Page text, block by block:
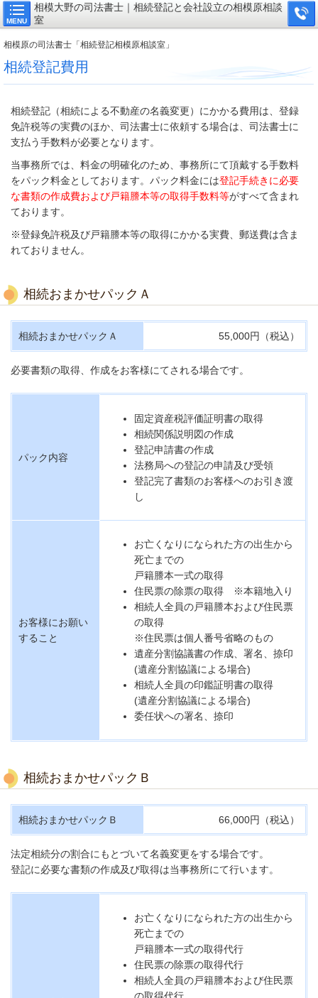
MENU
相模大野の司法書士｜相続登記と会社設立の相模原相談
室
相模原の司法書士「相続登記相模原相談室」
相続登記費用
相続登記（相続による不動産の名義変更）にかかる費用は、登録
免許税等の実費のほか、司法書士に依頼する場合は、司法書士に
支払う手数料が必要となります。
当事務所では、料金の明確化のため、事務所にて頂戴する手数料
をパック料金としております。パック料金には登記手続きに必要
な書類の作成費および戸籍謄本等の取得手数料等がすべて含まれ
ております。
※登録免許税及び戸籍謄本等の取得にかかる実費、郵送費は含ま
れておりません。
相続おまかせパックＡ
相続おまかせパックＡ 55,000円（税込）
必要書類の取得、作成をお客様にてされる場合です。
パック内容
固定資産税評価証明書の取得
相続関係説明図の作成
登記申請書の作成
法務局への登記の申請及び受領
登記完了書類のお客様へのお引き渡
し
お客様にお願い
すること
お亡くなりになられた方の出生から
死亡までの
戸籍謄本一式の取得
住民票の除票の取得 ※本籍地入り
相続人全員の戸籍謄本および住民票
の取得
※住民票は個人番号省略のもの
遺産分割協議書の作成、署名、捺印
(遺産分割協議による場合)
相続人全員の印鑑証明書の取得
(遺産分割協議による場合)
委任状への署名、捺印
相続おまかせパックＢ
相続おまかせパックＢ 66,000円（税込）
法定相続分の割合にもとづいて名義変更をする場合です。
登記に必要な書類の作成及び取得は当事務所にて行います。
お亡くなりになられた方の出生から
死亡までの
戸籍謄本一式の取得代行
住民票の除票の取得代行
相続人全員の戸籍謄本および住民票